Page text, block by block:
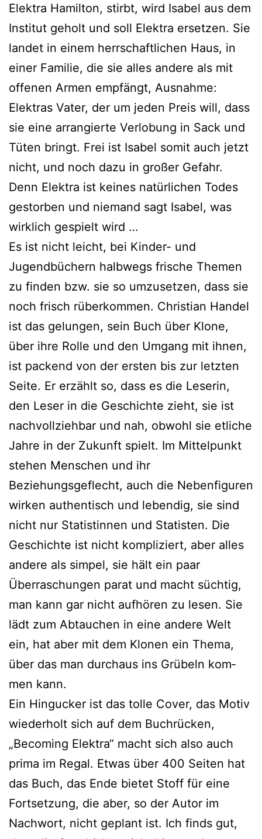
Elektra Hamilton, stirbt, wird Isabel aus dem
Institut geholt und soll Elektra erset­zen. Sie
lan­det in einem herr­schaft­li­chen Haus, in
einer Familie, die sie alles ande­re als mit
offe­nen Armen emp­fängt, Ausnahme:
Elektras Vater, der um jeden Preis will, dass
sie eine arran­gier­te Verlobung in Sack und
Tüten bringt. Frei ist Isabel somit auch jetzt
nicht, und noch dazu in gro­ßer Gefahr.
Denn Elektra ist kei­nes natür­li­chen Todes
gestor­ben und nie­mand sagt Isabel, was
wirk­lich gespielt wird …
Es ist nicht leicht, bei Kinder- und
Jugendbüchern halb­wegs fri­sche Themen
zu fin­den bzw. sie so umzu­set­zen, dass sie
noch frisch rüber­kom­men. Christian Handel
ist das gelun­gen, sein Buch über Klone,
über ihre Rolle und den Umgang mit ihnen,
ist packend von der ers­ten bis zur letz­ten
Seite. Er erzählt so, dass es die Leserin,
den Leser in die Geschichte zieht, sie ist
nach­voll­zieh­bar und nah, obwohl sie etli­che
Jahre in der Zukunft spielt. Im Mittelpunkt
ste­hen Menschen und ihr
Beziehungsgeflecht, auch die Nebenfiguren
wir­ken authen­tisch und leben­dig, sie sind
nicht nur Statistinnen und Statisten. Die
Geschichte ist nicht kom­pli­ziert, aber alles
ande­re als sim­pel, sie hält ein paar
Überraschungen parat und macht süch­tig,
man kann gar nicht auf­hö­ren zu lesen. Sie
lädt zum Abtauchen in eine ande­re Welt
ein, hat aber mit dem Klonen ein Thema,
über das man durch­aus ins Grübeln kom­
men kann.
Ein Hingucker ist das tol­le Cover, das Motiv
wie­der­holt sich auf dem Buchrücken,
„Becoming Elektra“ macht sich also auch
pri­ma im Regal. Etwas über 400 Seiten hat
das Buch, das Ende bie­tet Stoff für eine
Fortsetzung, die aber, so der Autor im
Nachwort, nicht geplant ist. Ich finds gut,